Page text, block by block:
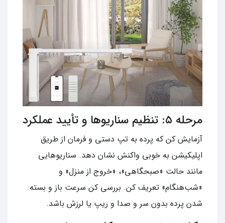
مرحله ۵: تنظیم سناریوها و تأیید عملکرد
آزمایش کن که پرده به تپ دستی و فرمان از طریق
اپلیکیشن به خوبی واکنش نشان دهد. سناریوهایی
مانند حالت «صبحگاهی»، «خروج از منزل» و
«شب‌هنگام» تعریف کن. بررسی کن سرعت باز و بسته
شدن پرده بدون سر و صدا و ریپ یا لرزش باشد.